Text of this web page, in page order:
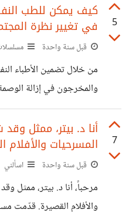
5
كيف يمكن للطب
في تغيير نظرة
قبل سنة واحدة
من خلال تضمين الأطباء
والمخرجون في إزالة
مسلسل "لام شمسيه"، نرى
كجزء طبيعي من الحياة
واقعي للتعامل مع الصدمات
يشجع الجمهور على أخذ
الصورة النمطية السلبية
العلاج النفسي أو الحوار مع
7
أنا د. بيتر، ممثل
المسرحيات
قبل سنة واحدة اسألني
مرحباً، أنا د. بيتر، ممثل
والأفلام القصيرة. قدّمت